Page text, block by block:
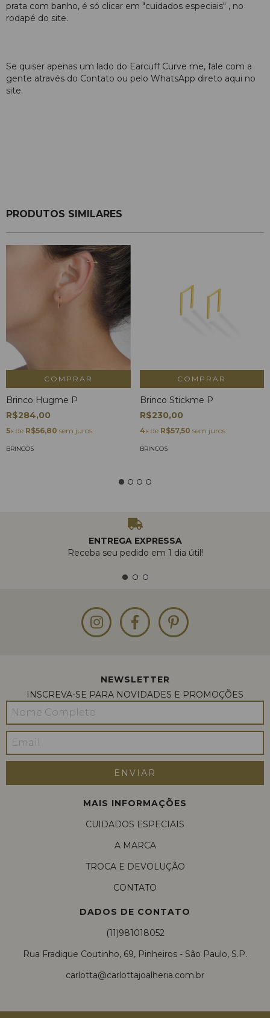
prata com banho, é só clicar em "cuidados especiais" , no
rodapé do site.
Se quiser apenas um lado do Earcuff Curve me, fale com a
gente através do Contato ou pelo WhatsApp direto aqui no
site.
PRODUTOS SIMILARES
COMPRAR
Brinco Hugme P
R$284,00
5x de R$56,80 sem juros
BRINCOS
COMPRAR
Brinco Stickme P
R$230,00
4x de R$57,50 sem juros
BRINCOS
ENTREGA EXPRESSA
Receba seu pedido em 1 dia útil!
NEWSLETTER
INSCREVA-SE PARA NOVIDADES E PROMOÇÕES
MAIS INFORMAÇÕES
CUIDADOS ESPECIAIS
A MARCA
TROCA E DEVOLUÇÃO
CONTATO
DADOS DE CONTATO
(11)981018052
Rua Fradique Coutinho, 69, Pinheiros - São Paulo, S.P.
carlotta@carlottajoalheria.com.br